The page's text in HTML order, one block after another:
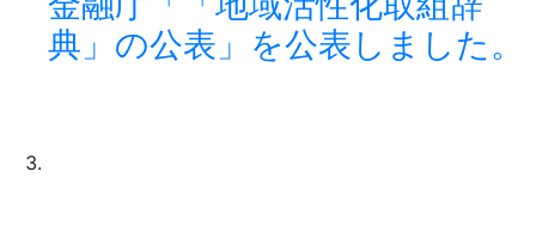
典」の公表」を公表しました。